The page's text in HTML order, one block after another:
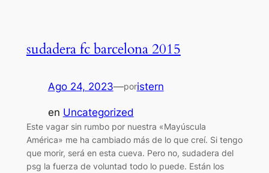
sudadera fc barcelona 2015
Ago 24, 2023—poristern
en Uncategorized
Este vagar sin rumbo por nuestra «Mayúscula
América» me ha cambiado más de lo que creí. Si tengo
que morir, será en esta cueva. Pero no, sudadera del
psg la fuerza de voluntad todo lo puede. Están los